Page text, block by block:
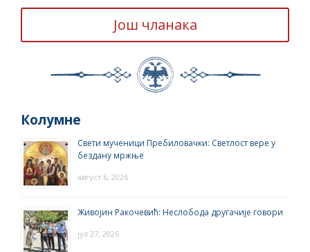
Још чланака
Колумне
Свети мученици Пребиловачки: Светлост вере у
бездану мржње
август 6, 2026
Живојин Ракочевић: Неслобода другачије говори
јул 27, 2026